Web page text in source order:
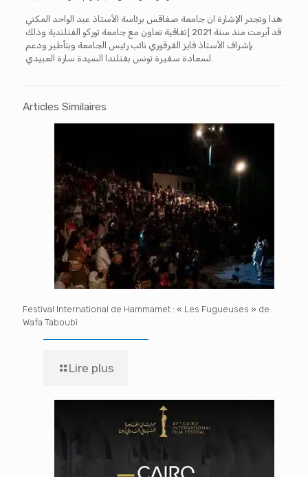
هذا وتجدر الإشارة ان جامعة صفاقس برئاسة الأستاذ عبد الواحد المكني
قد أبرمت منذ سنة 2021 إتفاقية تعاون مع جامعة توركو الفنلندية وذلك
بإشراف الأستاذ فايز القرقوري نائب رئيس الجامعة وبتأطير ودعم
لسعادة سفيرة تونس بفنلندا السيدة سارة العبيدي.
Articles Similaires
Festival International de Hammamet : « Les Fugueuses » de
Wafa Taboubi
Lire plus